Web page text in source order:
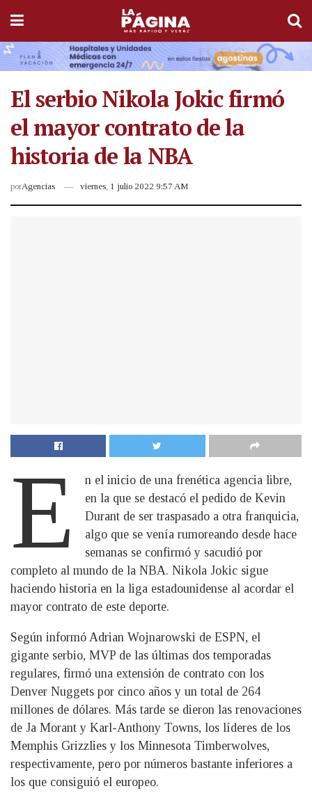
El serbio Nikola Jokic firmó
el mayor contrato de la
historia de la NBA
porAgencias viernes, 1 julio 2022 9:57 AM
E
n el inicio de una frenética agencia libre,
en la que se destacó el pedido de Kevin
Durant de ser traspasado a otra franquicia,
algo que se venía rumoreando desde hace
semanas se confirmó y sacudió por
completo al mundo de la NBA. Nikola Jokic sigue
haciendo historia en la liga estadounidense al acordar el
mayor contrato de este deporte.
Según informó Adrian Wojnarowski de ESPN, el
gigante serbio, MVP de las últimas dos temporadas
regulares, firmó una extensión de contrato con los
Denver Nuggets por cinco años y un total de 264
millones de dólares. Más tarde se dieron las renovaciones
de Ja Morant y Karl-Anthony Towns, los líderes de los
Memphis Grizzlies y los Minnesota Timberwolves,
respectivamente, pero por números bastante inferiores a
los que consiguió el europeo.